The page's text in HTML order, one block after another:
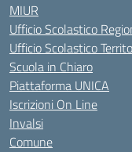
MIUR
Ufficio Scolastico
Ufficio Scolastico
Scuola in Chiaro
Piattaforma UNICA
Iscrizioni On Line
Invalsi
Comune